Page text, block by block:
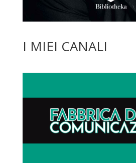
I MIEI CANALI